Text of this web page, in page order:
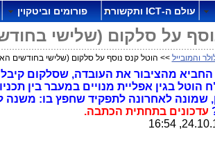
עולם ה-ICT ותקשורת פורומים וביטקוין
על סלקום (שלישי
והמובייל >> הוטל קנס נוסף על סלקום (שלישי בחודשים
ש"ח הוטל בגין אפליית מנויים במעבר בין
שמונה לאחרונה לתפקיד שחפץ בו:
עדכונים בתחתית הכתבה.